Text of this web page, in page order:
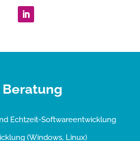
Echtzeit-Softwareentwicklung
(Windows, Linux)